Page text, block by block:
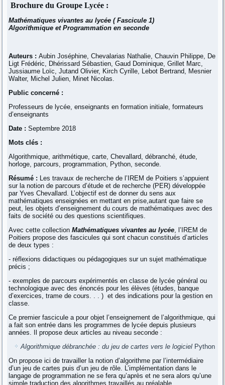
Brochure du Groupe Lycée :
Mathématiques vivantes au lycée ( Fascicule 1)
Algorithmique et Programmation en seconde
Auteurs :Aubin Joséphine, Chevalarias Nathalie, Chauvin Philippe, De
Ligt Frédéric, Dhérissard Sébastien, Gaud Dominique, Grillet Marc,
Jussiaume Loïc, Jutand Olivier, Kirch Cyrille, Lebot Bertrand, Mesnier
Walter, Michel Julien, Minet Nicolas.
Public concerné :
Professeurs de lycée, enseignants en formation initiale, formateurs
d’enseignants
Date :Septembre 2018
Mots clés :
Algorithmique, arithmétique, carte, Chevallard, débranché, étude,
horloge, parcours, programmation, Python, seconde.
Résumé : Les travaux de recherche de l’IREM de Poitiers s’appuient
sur la notion de parcours d’étude et de recherche (PER) développée
par Yves Chevallard. L’objectif est de donner du sens aux
mathématiques enseignées en mettant en prise,autant que faire se
peut, les objets d’enseignement du cours de mathématiques avec des
faits de société ou des questions scientifiques.
Avec cette collectionMathématiques vivantes au lycée , l’IREM de
Poitiers propose des fascicules qui sont chacun constitués d’articles
de deux types :
- réflexions didactiques ou pédagogiques sur un sujet mathématique
précis ;
- exemples de parcours expérimentés en classe de lycée général ou
technologique avec des énoncés pour les élèves (études, banque
d’exercices, trame de cours. . . ) et des indications pour la gestion en
classe.
Ce premier fascicule a pour objet l’enseignement de l’algorithmique, qui
a fait son entrée dans les programmes de lycée depuis plusieurs
années. Il propose deux articles au niveau seconde :
Algorithmique débranchée : du jeu de cartes vers le logiciel Python
On propose ici de travailler la notion d’algorithme par l’intermédiaire
d’un jeu de cartes puis d’un jeu de rôle. L’implémentation dans le
langage de programmation ne se fera qu’après et ne sera alors qu’une
simple traduction des algorithmes travaillés au préalable.